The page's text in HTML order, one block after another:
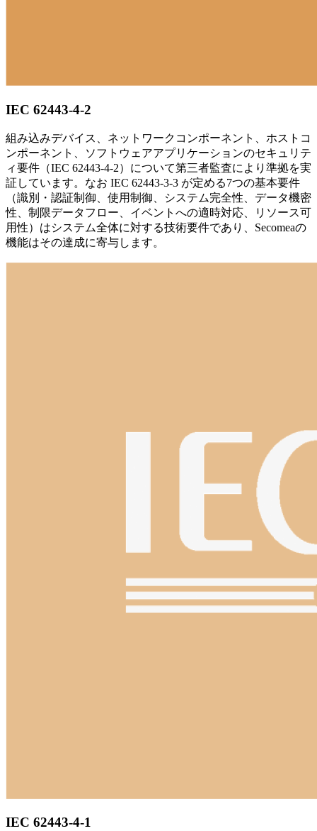
IEC 62443-4-2
組み込みデバイス、ネットワークコンポーネント、ホストコ
ンポーネント、ソフトウェアアプリケーションのセキュリテ
ィ要件（IEC 62443-4-2）について第三者監査により準拠を実
証しています。なお IEC 62443-3-3 が定める7つの基本要件
（識別・認証制御、使用制御、システム完全性、データ機密
性、制限データフロー、イベントへの適時対応、リソース可
用性）はシステム全体に対する技術要件であり、Secomeaの
機能はその達成に寄与します。
IEC 62443-4-1